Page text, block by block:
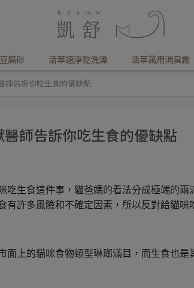
腐砂 活萃速淨乾洗澡 活萃萬用消臭霧
師告訴你吃生食的優缺點
醫師告訴你吃生食的優缺點
吃生食這件事，貓爸媽的看法分成極端的兩
許多風險和不確定因素，所以反對給貓咪
面上的貓咪食物類型琳瑯滿目，而生食也是